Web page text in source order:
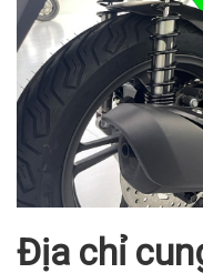
Địa chỉ